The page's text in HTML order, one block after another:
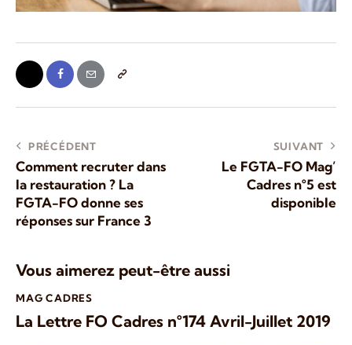
PRÉCÉDENT
Comment recruter dans
la restauration ? La
FGTA-FO donne ses
réponses sur France 3
SUIVANT
Le FGTA-FO Mag’
Cadres n°5 est
disponible
Vous aimerez peut-être aussi
MAG CADRES
La Lettre FO Cadres n°174 Avril-Juillet 2019